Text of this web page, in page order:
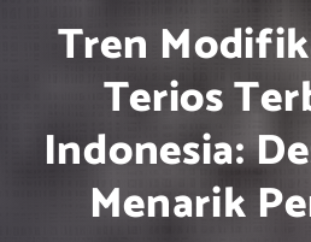
Tren
Terios
Indonesia:
Menarik